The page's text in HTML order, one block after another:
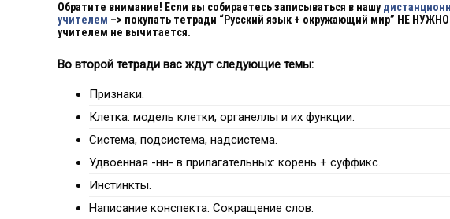
Обратите внимание! Если вы собираетесь записываться в нашу
учителем –> покупать тетради “Русский язык + окружающий мир” НЕ
учителем не вычитается.
Во второй тетради вас ждут следующие темы:
Признаки.
Клетка: модель клетки, органеллы и их функции.
Система, подсистема, надсистема.
Удвоенная -нн- в прилагательных: корень + суффикс.
Инстинкты.
Написание конспекта. Сокращение слов.